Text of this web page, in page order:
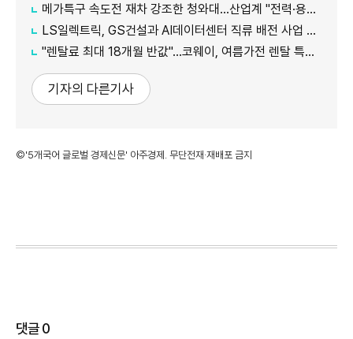
메가특구 속도전 재차 강조한 청와대…산업계 "전력·용수 확보부터 시작해야"
LS일렉트릭, GS건설과 AI데이터센터 직류 배전 사업 협력
"렌탈료 최대 18개월 반값"…코웨이, 여름가전 렌탈 특별 이벤트 진
기자의 다른기사
©'5개국어 글로벌 경제신문' 아주경제. 무단전재·재배포 금지
댓글0